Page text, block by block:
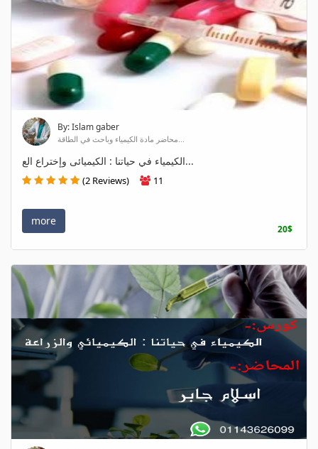
By: Islam gaber
محاضر مادة الكيمياء وباحث في الطاقة...
الكيمياء في حياتنا : الكيميائى وإختراع الع...
(2 Reviews) 11
more
20$